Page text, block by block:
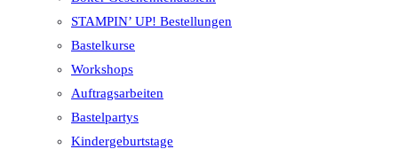
STAMPIN’ UP! Bestellungen
Bastelkurse
Workshops
Auftragsarbeiten
Bastelpartys
Kindergeburtstage